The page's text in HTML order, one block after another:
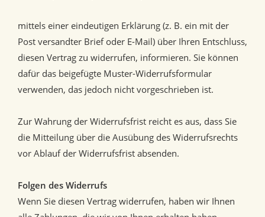
mittels einer eindeutigen Erklärung (z. B. ein mit der
Post versandter Brief oder E-Mail) über Ihren Entschluss,
diesen Vertrag zu widerrufen, informieren. Sie können
dafür das beigefügte Muster-Widerrufsformular
verwenden, das jedoch nicht vorgeschrieben ist.
Zur Wahrung der Widerrufsfrist reicht es aus, dass Sie
die Mitteilung über die Ausübung des Widerrufsrechts
vor Ablauf der Widerrufsfrist absenden.
Folgen des Widerrufs
Wenn Sie diesen Vertrag widerrufen, haben wir Ihnen